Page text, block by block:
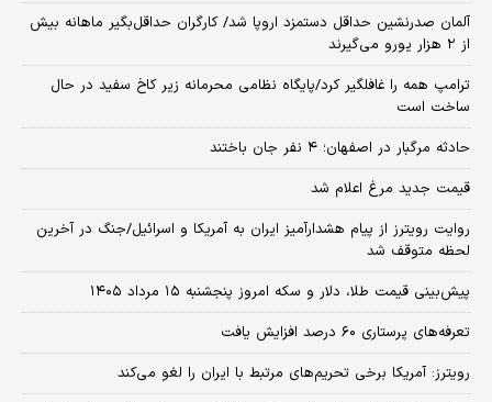
آلمان صدرنشین حداقل دستمزد اروپا شد/ کارگران حداقل‌بگیر ماهانه بیش
از ۲ هزار یورو می‌گیرند
ترامپ همه را غافلگیر کرد/پایگاه نظامی محرمانه زیر کاخ سفید در حال
ساخت است
حادثه مرگبار در اصفهان؛ ۴ نفر جان باختند
قیمت جدید مرغ اعلام شد
روایت رویترز از پیام هشدارآمیز ایران به آمریکا و اسرائیل/جنگ در آخرین
لحظه متوقف شد
پیش‌بینی قیمت طلا، دلار و سکه امروز پنجشنبه ۱۵ مرداد ۱۴۰۵
تعرفه‌های پرستاری ۶۰ درصد افزایش یافت
رویترز: آمریکا برخی تحریم‌های مرتبط با ایران را لغو می‌کند